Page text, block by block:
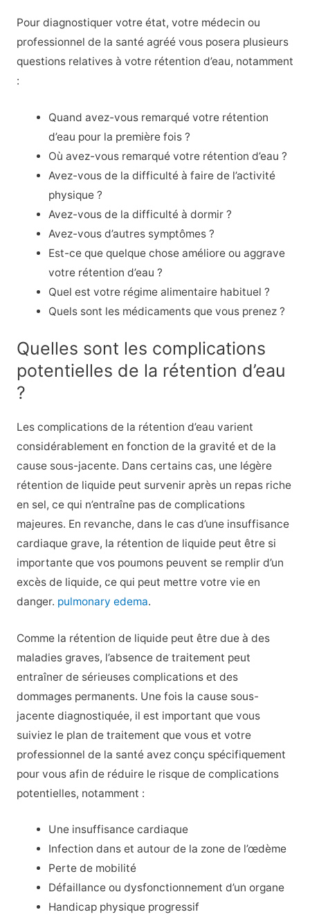
Pour diagnostiquer votre état, votre médecin ou
professionnel de la santé agréé vous posera plusieurs
questions relatives à votre rétention d’eau, notamment
:
Quand avez-vous remarqué votre rétention
d’eau pour la première fois ?
Où avez-vous remarqué votre rétention d’eau ?
Avez-vous de la difficulté à faire de l’activité
physique ?
Avez-vous de la difficulté à dormir ?
Avez-vous d’autres symptômes ?
Est-ce que quelque chose améliore ou aggrave
votre rétention d’eau ?
Quel est votre régime alimentaire habituel ?
Quels sont les médicaments que vous prenez ?
Quelles sont les complications
potentielles de la rétention d’eau
?
Les complications de la rétention d’eau varient
considérablement en fonction de la gravité et de la
cause sous-jacente. Dans certains cas, une légère
rétention de liquide peut survenir après un repas riche
en sel, ce qui n’entraîne pas de complications
majeures. En revanche, dans le cas d’une insuffisance
cardiaque grave, la rétention de liquide peut être si
importante que vos poumons peuvent se remplir d’un
excès de liquide, ce qui peut mettre votre vie en
danger. pulmonary edema.
Comme la rétention de liquide peut être due à des
maladies graves, l’absence de traitement peut
entraîner de sérieuses complications et des
dommages permanents. Une fois la cause sous-
jacente diagnostiquée, il est important que vous
suiviez le plan de traitement que vous et votre
professionnel de la santé avez conçu spécifiquement
pour vous afin de réduire le risque de complications
potentielles, notamment :
Une insuffisance cardiaque
Infection dans et autour de la zone de l’œdème
Perte de mobilité
Défaillance ou dysfonctionnement d’un organe
Handicap physique progressif